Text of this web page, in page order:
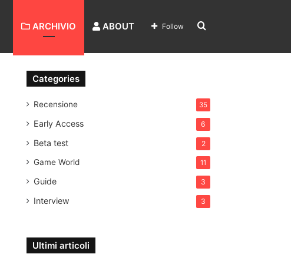
ARCHIVIO ABOUT Search
Follow
Categories
Recensione 35
Early Access 6
Beta test 2
Game World 11
Guide 3
Interview 3
Ultimi articoli